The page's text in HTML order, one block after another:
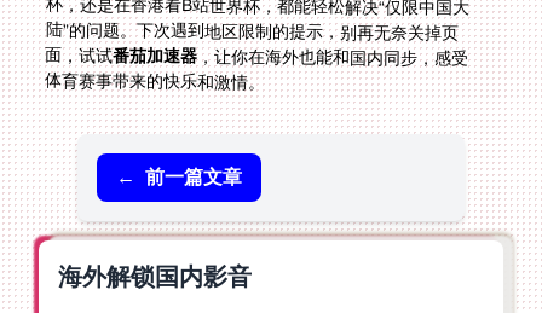
面，试试番茄加速器，让你在海外也能和国内同步，感受
体育赛事带来的快乐和激情。
← 前一篇文章
海外解锁国内影音